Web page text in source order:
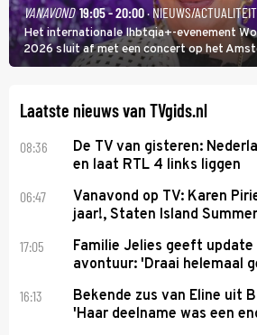
VANAVOND 19:05 - 20:00· NIEUWS/
Het internationale lhbtqia+-evenement
2026 sluit af met een concert op het
Anita Doth is een van de optredende
Laatste nieuws van TVgids.nl
08:36
De TV van gisteren:
en laat RTL 4 links liggen
06:47
Vanavond op TV: Karen
jaar!, Staten Island Summer
17:05
Familie Jelies geeft
avontuur: 'Draai helemaal
16:13
Bekende zus van Eline uit
'Haar deelname was een